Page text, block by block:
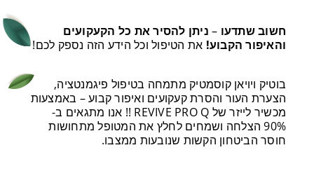
חשוב שתדעו–ניתן להסיר את כל הקעקועים
והאיפור הקבוע!את הטיפול וכל הידע הזה נספק לכם!
בוטיק ויויאן קוסמטיק מתמחה בטיפול פיגמנטציה,
הצערת העור והסרת קעקועים ואיפור קבוע – באמצעות
מכשיר לייזר של REVIVE PRO Q !! אנו מתגאים ב-
90% הצלחה ושמחים לחלץ את המטופל מתחושות
חוסר הביטחון הקשות שנובעות ממצבו.